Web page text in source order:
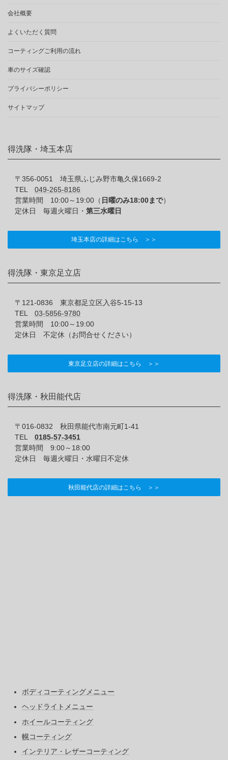
会社概要
よくいただく質問
コーティングご利用の流れ
車のサイズ確認
プライバシーポリシー
サイトマップ
得洗隊・埼玉本店
〒356-0051 埼玉県ふじみ野市亀久保1669-2
TEL 049-265-8186
営業時間 10:00～19:00（ 日曜のみ18:00まで）
定休日 毎週火曜日・ 第三水曜日
埼玉本店の詳細はこちら ＞＞
得洗隊・東京足立店
〒121-0836 東京都足立区入谷5-15-13
TEL 03-5856-9780
営業時間 10:00～19:00
定休日 不定休（お問合せください）
東京足立店の詳細はこちら ＞＞
得洗隊・秋田能代店
〒016-0832 秋田県能代市南元町1-41
TEL 0185-57-3451
営業時間 9:00～18:00
定休日 毎週火曜日・水曜日不定休
秋田能代店の詳細はこちら ＞＞
ボディコーティングメニュー
ヘッドライトメニュー
ホイールコーティング
幌コーティング
インテリア・レザーコーティング